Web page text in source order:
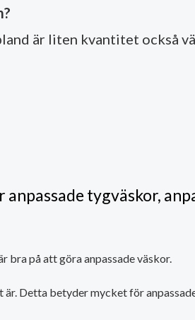
är liten kvantitet också
tygväskor,
på att göra anpassade väskor.
Detta betyder mycket för